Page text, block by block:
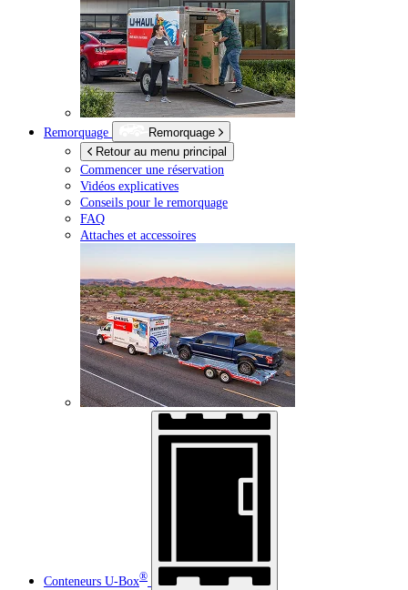
Remorquage
Remorquage
Retour au menu principal
Commencer une réservation
Vidéos explicatives
Conseils pour le remorquage
FAQ
Attaches et accessoires
Conteneurs U-Box®